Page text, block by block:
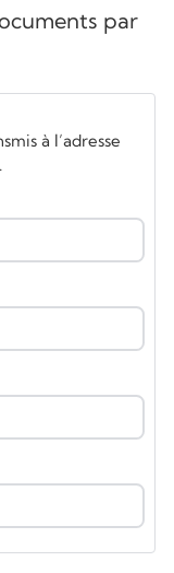
par
à l’adresse